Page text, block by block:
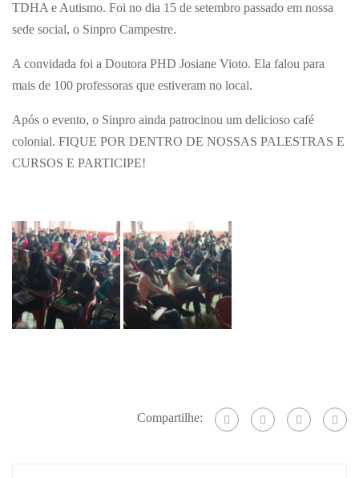
TDHA e Autismo. Foi no dia 15 de setembro passado em nossa
sede social, o Sinpro Campestre.
A convidada foi a Doutora PHD Josiane Vioto. Ela falou para
mais de 100 professoras que estiveram no local.
Após o evento, o Sinpro ainda patrocinou um delicioso café
colonial. FIQUE POR DENTRO DE NOSSAS PALESTRAS E
CURSOS E PARTICIPE!
Compartilhe: